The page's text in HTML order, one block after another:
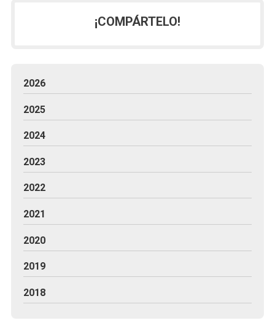
¡COMPÁRTELO!
2026
2025
2024
2023
2022
2021
2020
2019
2018